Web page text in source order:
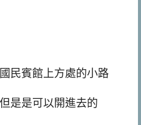
民賓館上方處的小路
是是可以開進去的